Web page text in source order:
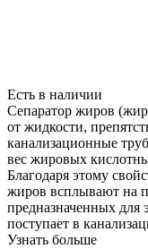
Есть в наличии
Сепаратор жиров
от жидкости,
канализационные
вес жировых
Благодаря этому
жиров всплывают на
предназначенных для
поступает в
Узнать больше